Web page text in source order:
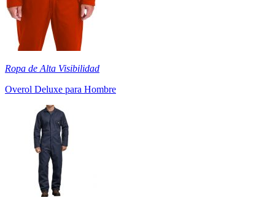
Ropa de Alta Visibilidad
Overol Deluxe para Hombre